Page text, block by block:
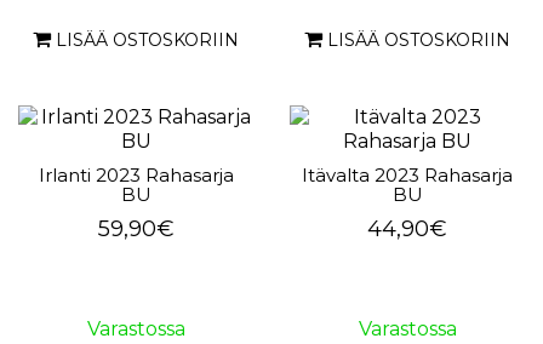
LISÄÄ OSTOSKORIIN LISÄÄ OSTOSKORIIN
Irlanti 2023 Rahasarja
BU
59,90€
Varastossa
Itävalta 2023 Rahasarja
BU
44,90€
Varastossa